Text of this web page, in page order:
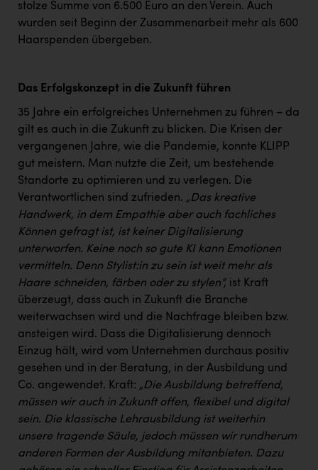
stolze Summe von 6.500 Euro an den Verein. Auch
wurden seit Beginn der Zusammenarbeit mehr als 600
Haarspenden übergeben.
Das Erfolgskonzept in die Zukunft führen
35 Jahre ein erfolgreiches Unternehmen zu führen – da
gilt es auch in die Zukunft zu blicken. Die Krisen der
vergangenen Jahre, wie die Pandemie, konnte KLIPP
gut meistern. Man nutzte die Zeit, um bestehende
Standorte zu optimieren und zu verlegen. Die
Verantwortlichen sind zufrieden. „Das kreative
Handwerk, in dem Empathie aber auch fachliches
Können gefragt ist, ist keiner Digitalisierung
unterworfen. Keine noch so gute KI kann Emotionen
vermitteln. Denn Stylist:in zu sein ist weit mehr als
Haare schneiden, färben oder zu stylen“, ist Kraft
überzeugt, dass auch in Zukunft die Branche
weiterwachsen wird und die Nachfrage bleiben bzw.
ansteigen wird. Dass die Digitalisierung dennoch
Einzug hält, wird vom Unternehmen durchaus positiv
gesehen und in der Beratung, in der Ausbildung und
Co. angewendet. Kraft: „Die Ausbildung betreffend,
müssen wir auch in Zukunft offen, flexibel und digital
sein. Die klassische Lehrausbildung ist weiterhin
unsere tragende Säule, jedoch müssen wir rundherum
anderen Formen der Ausbildung mitanbieten. Dazu